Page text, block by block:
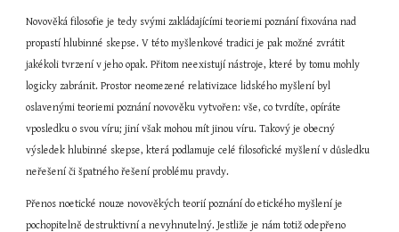
Novověká filosofie je tedy svými zakládajícími teoriemi poznání fixována nad
propastí hlubinné skepse. V této myšlenkové tradici je pak možné zvrátit
jakékoli tvrzení v jeho opak. Přitom neexistují nástroje, které by tomu mohly
logicky zabránit. Prostor neomezené relativizace lidského myšlení byl
oslavenými teoriemi poznání novověku vytvořen: vše, co tvrdíte, opíráte
vposledku o svou víru; jiní však mohou mít jinou víru. Takový je obecný
výsledek hlubinné skepse, která podlamuje celé filosofické myšlení v důsledku
neřešení či špatného řešení problému pravdy.
Přenos noetické nouze novověkých teorií poznání do etického myšlení je
pochopitelně destruktivní a nevyhnutelný. Jestliže je nám totiž odepřeno